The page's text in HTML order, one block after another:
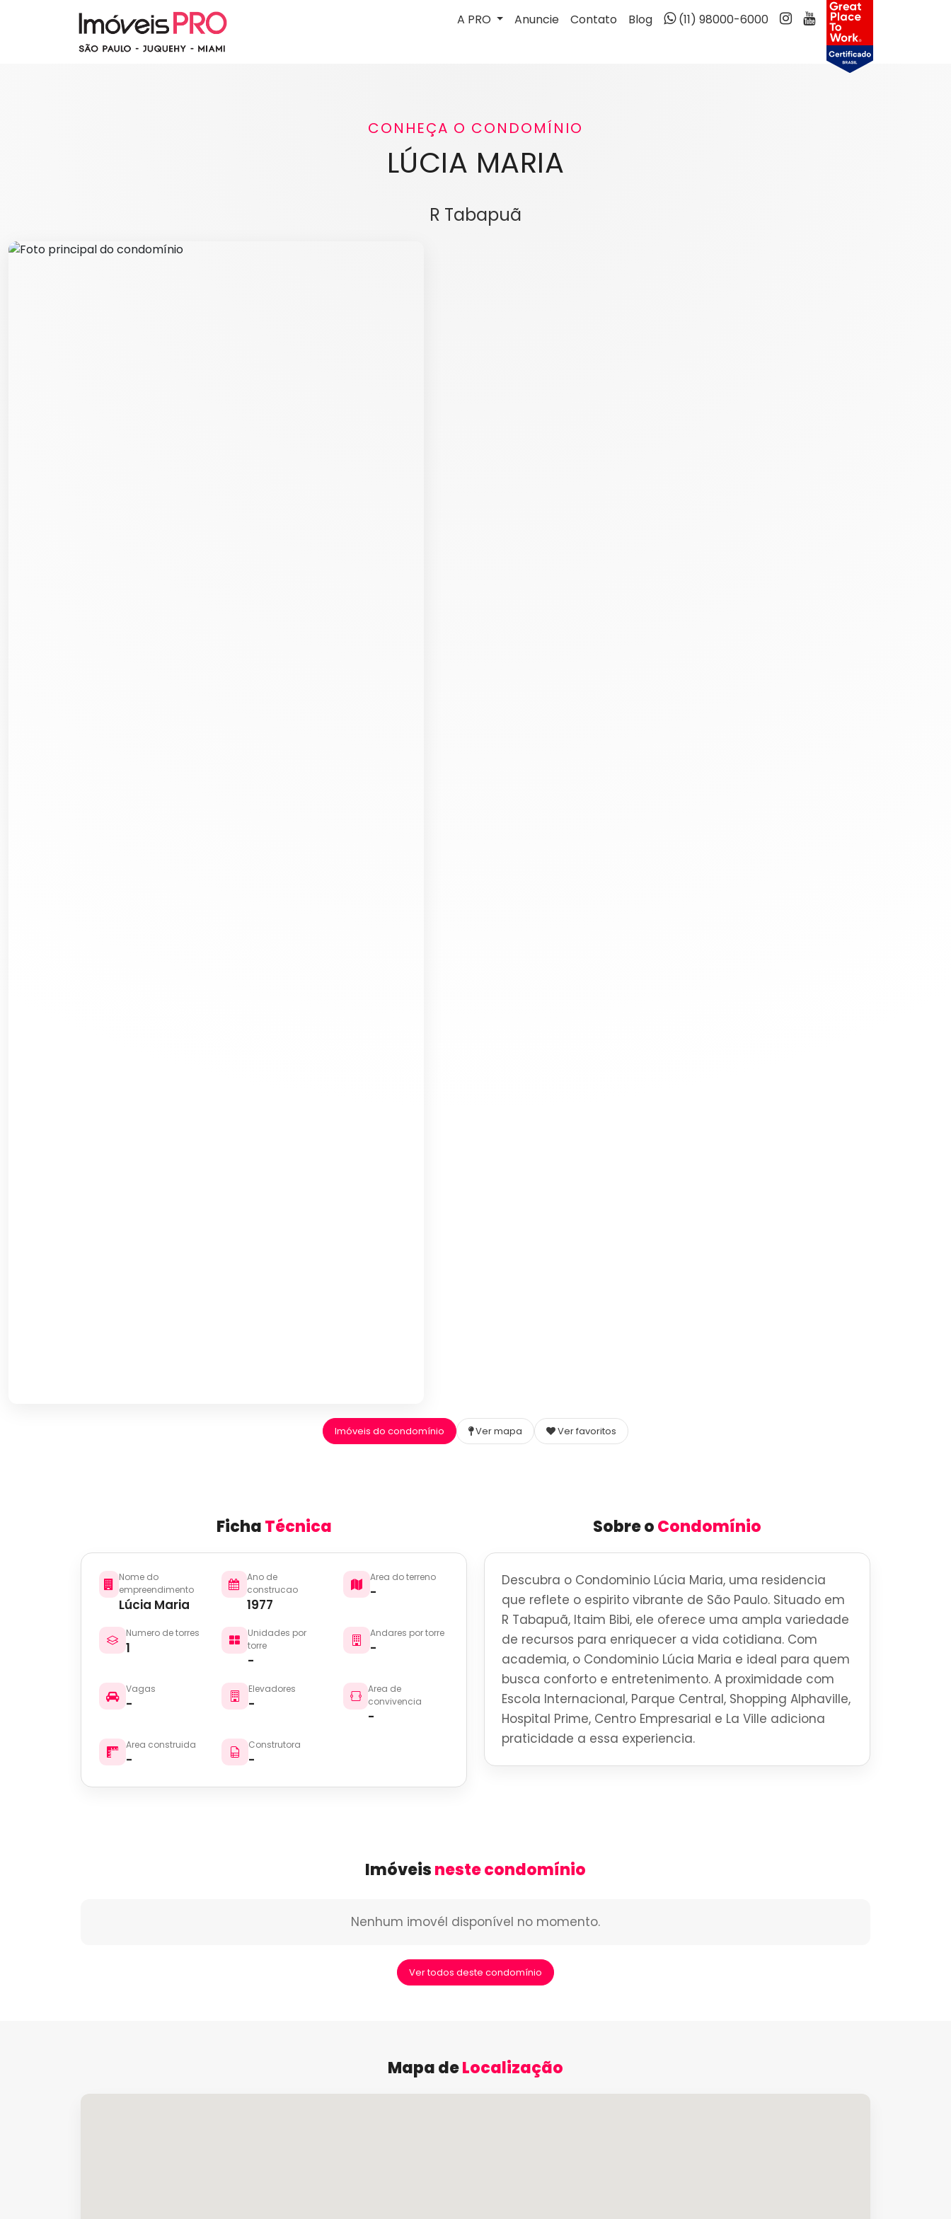
A PRO Anuncie Contato Blog (11) 98000-6000
CONHEÇA O CONDOMÍNIO
LÚCIA MARIA
R Tabapuã
Imóveis do condomínio Ver mapa Ver favoritos
FichaTécnica
Nome do
empreendimento
Lúcia Maria
Ano de
construcao
1977
Area do terreno
-
Numero de torres
1
Unidades por
torre
-
Andares por torre
-
Vagas
-
Elevadores
-
Area de
convivencia
-
Area construida
-
Construtora
-
Sobre oCondomínio
Descubra o Condominio Lúcia Maria, uma residencia
que reflete o espirito vibrante de São Paulo. Situado em
R Tabapuã, Itaim Bibi, ele oferece uma ampla variedade
de recursos para enriquecer a vida cotidiana. Com
academia, o Condominio Lúcia Maria e ideal para quem
busca conforto e entretenimento. A proximidade com
Escola Internacional, Parque Central, Shopping Alphaville,
Hospital Prime, Centro Empresarial e La Ville adiciona
praticidade a essa experiencia.
Imóveisneste condomínio
Nenhum imovél disponível no momento.
Ver todos deste condomínio
Mapa deLocalização